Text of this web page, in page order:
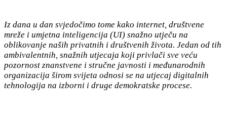
Iz dana u dan svjedočimo tome kako internet, društvene
mreže i umjetna inteligencija (UI) snažno utječu na
oblikovanje naših privatnih i društvenih života. Jedan od tih
ambivalentnih, snažnih utjecaja koji privlači sve veću
pozornost znanstvene i stručne javnosti i međunarodnih
organizacija širom svijeta odnosi se na utjecaj digitalnih
tehnologija na izborni i druge demokratske procese.